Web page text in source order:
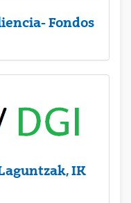
Fondos
IK